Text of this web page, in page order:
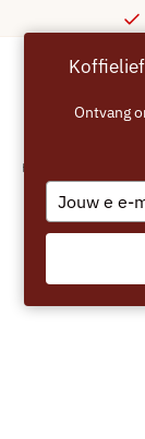
Home
Ontvang
Type
your
email